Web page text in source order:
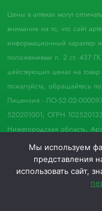
Цены в аптеках могут
внимание на то, что сайт
информационный характер
положениями п. 2 ст. 437
действующих ценах на
пожалуйста, обращайтесь
Лицензия - ЛО-52-02-
520201001; ОГРН
Нижегородская область,
д. 33, пом. 21.
© 2022
Мы используем
представления
использовать сайт,